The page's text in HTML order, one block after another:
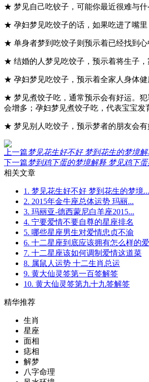
★ 梦见自己吃铰子，可能你最近很难与什
★ 孕妇梦见吃饺子的话，如果吃进了嘴
★ 单身者梦到吃饺子则预示着已经找到
★ 结婚的人梦见吃饺子，预示着将生子
★ 孕妇梦见吃饺子，预示着全家人身体
★ 梦见煮饺子吃，通常预示会有好运。
会增多；孕妇梦见煮饺子吃，代表宝宝发
★ 梦见别人吃饺子，预示梦者的朋友会
上一篇梦见花生好不好 梦到花生的梦境解
下一篇梦到鸡下蛋的梦境解释 梦见鸡下蛋
相关文章
1. 梦见花生好不好 梦到花生的梦境...
2. 2015年金牛座总体运势 玛丽...
3. 玛丽亚-德西蒙尼白羊座2015...
4. 宁要爱情不要自尊的星座排名
5. 哪些星座男生对爱情忠贞不渝
6. 十二星座到底应该拥有怎么样的
7. 十二星座该如何调制爱情这道菜
8. 属鼠人运势 十二生肖总运
9. 黄大仙灵签第一百签解签
10. 黄大仙灵签第九十九签解签
精华推荐
生肖
星座
面相
痣相
解梦
八字命理